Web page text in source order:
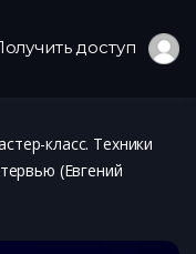
доступ
класс. Техники
(Евгений